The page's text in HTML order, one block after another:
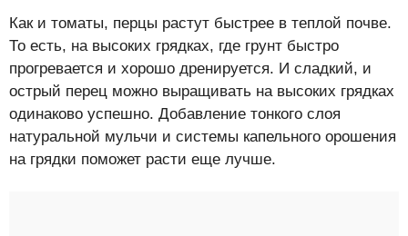
Как и томаты, перцы растут быстрее в теплой почве.
То есть, на высоких грядках, где грунт быстро
прогревается и хорошо дренируется. И сладкий, и
острый перец можно выращивать на высоких грядках
одинаково успешно. Добавление тонкого слоя
натуральной мульчи и системы капельного орошения
на грядки поможет расти еще лучше.